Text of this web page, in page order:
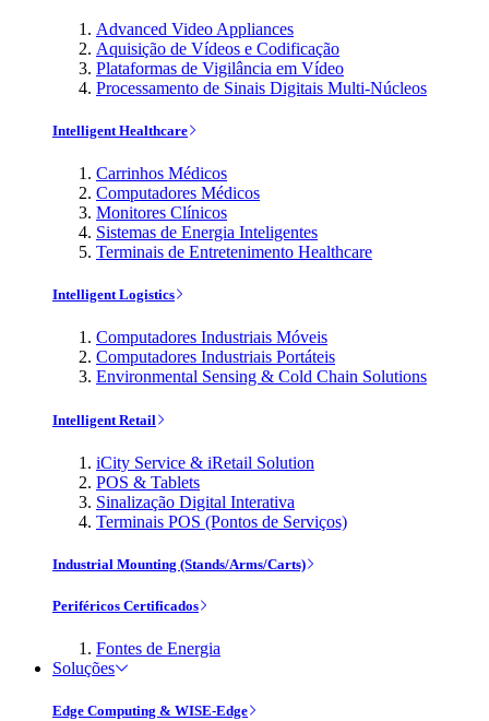
Advanced Video Appliances
Aquisição de Vídeos e Codificação
Plataformas de Vigilância em Vídeo
Processamento de Sinais Digitais Multi-Núcleos
Intelligent Healthcare
Carrinhos Médicos
Computadores Médicos
Monitores Clínicos
Sistemas de Energia Inteligentes
Terminais de Entretenimento Healthcare
Intelligent Logistics
Computadores Industriais Móveis
Computadores Industriais Portáteis
Environmental Sensing & Cold Chain Solutions
Intelligent Retail
iCity Service & iRetail Solution
POS & Tablets
Sinalização Digital Interativa
Terminais POS (Pontos de Serviços)
Industrial Mounting (Stands/Arms/Carts)
Periféricos Certificados
Fontes de Energia
Soluções
Edge Computing & WISE-Edge